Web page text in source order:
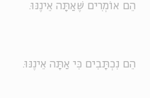
הֵם אוֹמְרִים שֶׁאַתָּה אֵינֶנּוּ.
הֵם נִכְתָּבִים כִּי אַתָּה אֵינֶנּוּ.